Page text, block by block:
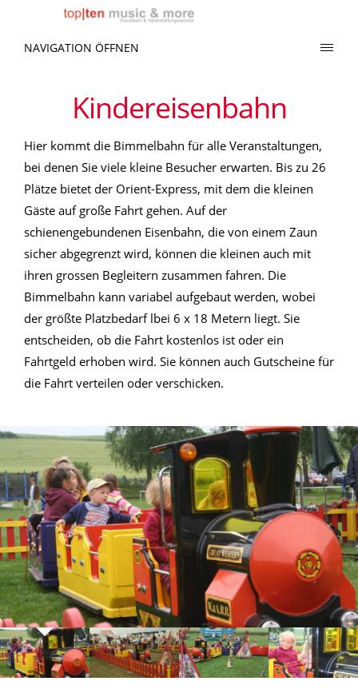
NAVIGATION ÖFFNEN
Kindereisenbahn
Hier kommt die Bimmelbahn für alle Veranstaltungen,
bei denen Sie viele kleine Besucher erwarten. Bis zu 26
Plätze bietet der Orient-Express, mit dem die kleinen
Gäste auf große Fahrt gehen. Auf der
schienengebundenen Eisenbahn, die von einem Zaun
sicher abgegrenzt wird, können die kleinen auch mit
ihren grossen Begleitern zusammen fahren. Die
Bimmelbahn kann variabel aufgebaut werden, wobei
der größte Platzbedarf lbei 6 x 18 Metern liegt. Sie
entscheiden, ob die Fahrt kostenlos ist oder ein
Fahrtgeld erhoben wird. Sie können auch Gutscheine für
die Fahrt verteilen oder verschicken.